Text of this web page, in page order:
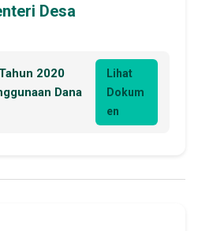
Desa
2020
Dana
Lihat
Dokum
en